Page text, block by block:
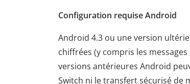
Configuration requise Android
Android 4.3 ou une version
chiffrées (y compris les
versions antérieures Android
Switch ni le transfert sécurisé de